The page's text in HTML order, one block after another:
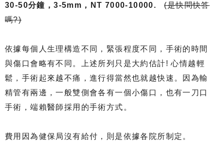
30-50分鐘，3-5mm，NT 7000-10000.
(是快問快答
嗎?)
依據每個人生理構造不同，緊張程度不同，手術的時間
與傷口會略有不同。上述所列只是大約估計! 心情越輕
鬆，手術起來越不痛，進行得當然也就越快速。因為輸
精管有兩邊，一般雙側會各有一個小傷口，也有一刀口
手術，端賴醫師採用的手術方式。
費用因為健保局沒有給付，則是依據各院所制定。